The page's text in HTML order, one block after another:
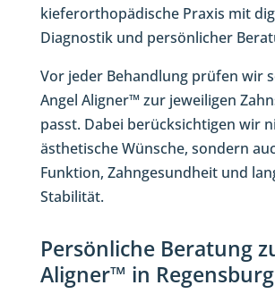
kieferorthopädische Praxis mit
Diagnostik und persönlicher
Vor jeder Behandlung prüfen wir
Angel Aligner™ zur jeweiligen
passt. Dabei berücksichtigen wir
ästhetische Wünsche, sondern
Funktion, Zahngesundheit und
Stabilität.
Persönliche Beratung
Aligner™ in Regensburg